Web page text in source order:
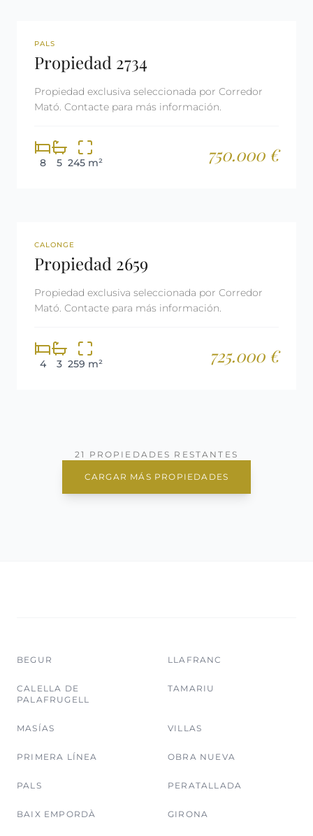
REF: 2734
PALS
Propiedad 2734
Propiedad exclusiva seleccionada por Corredor
Mató. Contacte para más información.
8 5 245 m² 750.000 €
REF: 2659
CALONGE
Propiedad 2659
Propiedad exclusiva seleccionada por Corredor
Mató. Contacte para más información.
4 3 259 m² 725.000 €
21 PROPIEDADES RESTANTES
CARGAR MÁS PROPIEDADES
BEGUR LLAFRANC
CALELLA DE
PALAFRUGELL
TAMARIU
MASÍAS VILLAS
PRIMERA LÍNEA OBRA NUEVA
PALS PERATALLADA
BAIX EMPORDÀ GIRONA